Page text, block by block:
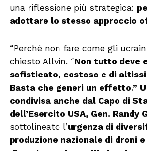
una riflessione più strategica:
adottare lo stesso approccio
“Perché non fare come gli
chiesto Allvin. “Non tutto deve
sofisticato, costoso e di
Basta che generi un effetto.”
condivisa anche dal Capo di
dell’Esercito USA, Gen. Randy
sottolineato l’urgenza di
produzione nazionale di droni